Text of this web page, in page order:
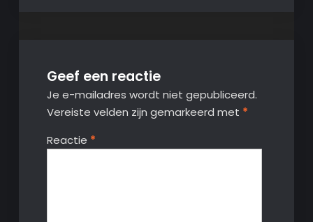
Geef een reactie
Je e-mailadres wordt niet gepubliceerd.
Vereiste velden zijn gemarkeerd met *
Reactie *